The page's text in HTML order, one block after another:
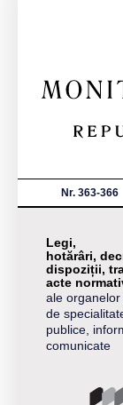
Nr. 363-366
Legi,
hotărâri,
dispoziții,
acte
ale
de
publice,
comunicate